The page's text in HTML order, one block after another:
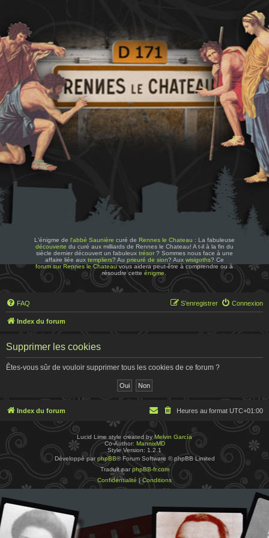
L'énigme de l'abbé Saunière curé de Rennes le Chateau : La fabuleuse
découverte du curé aux milliards de Rennes le Chateau! A t-il à la fin du
siècle dernier découvert un fabuleux trésor? Sommes nous face à une
affaire liée aux templiers? Au prieuré de sion? Aux wisigoths? Ce
forum sur Rennes le Chateauvous aidera peut-être à comprendre ou à
résoudre cetteénigme
FAQ Connexion
S’enregistrer
Index du forum
Supprimer les cookies
Êtes-vous sûr de vouloir supprimer tous les cookies de ce forum ?
Index du forum Heures au format UTC+01:00
Lucid Lime style created byMelvin García
Co-Author: MannixMD
Style Version: 1.2.1
Développé par phpBB® Forum Software © phpBB Limited
Traduit par phpBB-fr.com
Confidentialité | Conditions